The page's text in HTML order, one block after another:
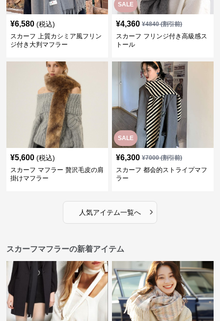
¥6,580 (税込)
スカーフ 上質カシミア風フリン
ジ付き大判マフラー
SALE
¥4,360 ¥4840(割引前)
スカーフ フリンジ付き高級感ス
トール
¥5,600 (税込)
スカーフ マフラー 贅沢毛皮の肩
掛けマフラー
SALE
¥6,300 ¥7000(割引前)
スカーフ 都会的ストライプマフ
ラー
人気アイテム一覧へ ›
スカーフマフラーの新着アイテム